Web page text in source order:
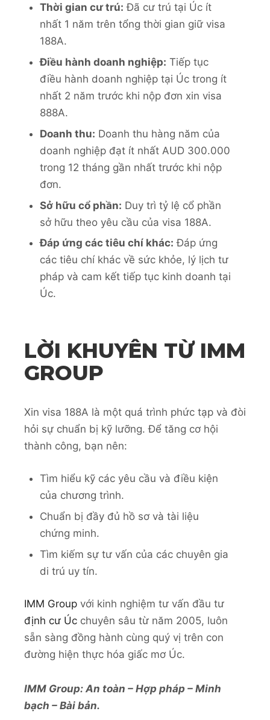
Thời gian cư trú: Đã cư trú tại Úc ít
nhất 1 năm trên tổng thời gian giữ visa
188A.
Điều hành doanh nghiệp: Tiếp tục
điều hành doanh nghiệp tại Úc trong ít
nhất 2 năm trước khi nộp đơn xin visa
888A.
Doanh thu: Doanh thu hàng năm của
doanh nghiệp đạt ít nhất AUD 300.000
trong 12 tháng gần nhất trước khi nộp
đơn.
Sở hữu cổ phần: Duy trì tỷ lệ cổ phần
sở hữu theo yêu cầu của visa 188A.
Đáp ứng các tiêu chí khác: Đáp ứng
các tiêu chí khác về sức khỏe, lý lịch tư
pháp và cam kết tiếp tục kinh doanh tại
Úc.
LỜI KHUYÊN TỪ IMM
GROUP
Xin visa 188A là một quá trình phức tạp và đòi
hỏi sự chuẩn bị kỹ lưỡng. Để tăng cơ hội
thành công, bạn nên:
Tìm hiểu kỹ các yêu cầu và điều kiện
của chương trình.
Chuẩn bị đầy đủ hồ sơ và tài liệu
chứng minh.
Tìm kiếm sự tư vấn của các chuyên gia
di trú uy tín.
IMM Group với kinh nghiệm tư vấn đầu tư
định cư Úc chuyên sâu từ năm 2005, luôn
sẵn sàng đồng hành cùng quý vị trên con
đường hiện thực hóa giấc mơ Úc.
IMM Group: An toàn – Hợp pháp – Minh
bạch – Bài bản.